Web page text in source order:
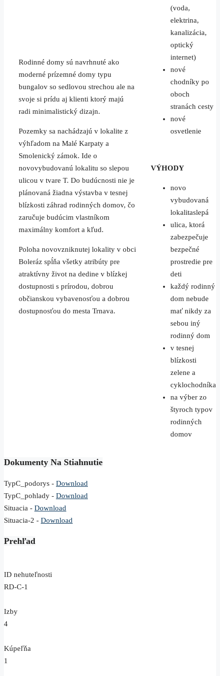
Rodinné domy sú navrhnuté ako
moderné prízemné domy typu
bungalov so sedlovou strechou ale na
svoje si prídu aj klienti ktorý majú
radi minimalistický dizajn.
Pozemky sa nachádzajú v lokalite z
výhľadom na Malé Karpaty a
Smolenický zámok. Ide o
novovybudovanú lokalitu so slepou
ulicou v tvare T. Do budúcnosti nie je
plánovaná žiadna výstavba v tesnej
blízkosti záhrad rodinných domov, čo
zaručuje budúcim vlastníkom
maximálny komfort a kľud.
Poloha novovzniknutej lokality v obci
Boleráz spĺňa všetky atribúty pre
atraktívny život na dedine v blízkej
dostupnosti s prírodou, dobrou
občianskou vybavenosťou a dobrou
dostupnosťou do mesta Trnava.
(voda,
elektrina,
kanalizácia,
optický
internet)
nové
chodníky po
oboch
stranách cesty
nové
osvetlenie
VÝHODY
novo
vybudovaná
lokalitaslepá
ulica, ktorá
zabezpečuje
bezpečné
prostredie pre
deti
každý rodinný
dom nebude
mať nikdy za
sebou iný
rodinný dom
v tesnej
blízkosti
zelene a
cyklochodníka
na výber zo
štyroch typov
rodinných
domov
Dokumenty Na Stiahnutie
TypC_podorys - Download
TypC_pohlady - Download
Situacia - Download
Situacia-2 - Download
Prehľad
ID nehuteľnosti
RD-C-1
Izby
4
Kúpeľňa
1